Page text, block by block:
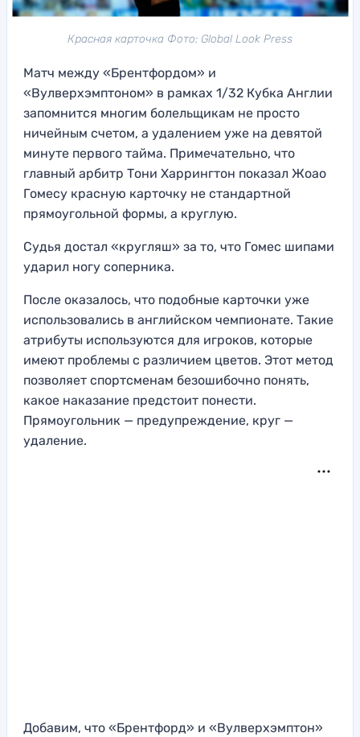
Красная карточка Фото: Global Look Press
Матч между «Брентфордом» и
«Вулверхэмптоном» в рамках 1/32 Кубка Англии
запомнится многим болельщикам не просто
ничейным счетом, а удалением уже на девятой
минуте первого тайма. Примечательно, что
главный арбитр Тони Харрингтон показал Жоао
Гомесу красную карточку не стандартной
прямоугольной формы, а круглую.
Судья достал «кругляш» за то, что Гомес шипами
ударил ногу соперника.
После оказалось, что подобные карточки уже
использовались в английском чемпионате. Такие
атрибуты используются для игроков, которые
имеют проблемы с различием цветов. Этот метод
позволяет спортсменам безошибочно понять,
какое наказание предстоит понести.
Прямоугольник — предупреждение, круг —
удаление.
Добавим, что «Брентфорд» и «Вулверхэмптон»